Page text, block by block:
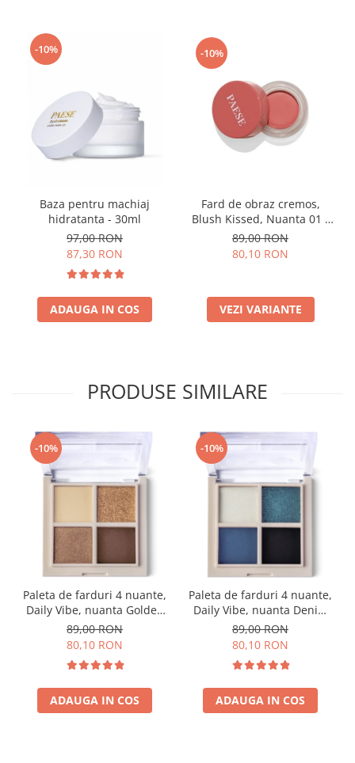
-10%
Baza pentru machiaj
hidratanta - 30ml
97,00 RON
87,30 RON
ADAUGA IN COS
-10%
Fard de obraz cremos,
Blush Kissed, Nuanta 01 -
4g
89,00 RON
80,10 RON
VEZI VARIANTE
PRODUSE SIMILARE
-10%
Paleta de farduri 4 nuante,
Daily Vibe, nuanta Golden
Hour 01 - 5,5g
89,00 RON
80,10 RON
ADAUGA IN COS
-10%
Paleta de farduri 4 nuante,
Daily Vibe, nuanta Denim
Mood 05 - 5,5g
89,00 RON
80,10 RON
ADAUGA IN COS